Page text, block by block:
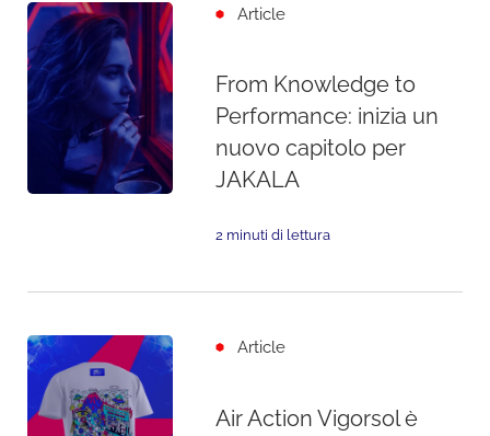
Article
From Knowledge to
Performance: inizia un
nuovo capitolo per
JAKALA
2 minuti di lettura
Article
Air Action Vigorsol è